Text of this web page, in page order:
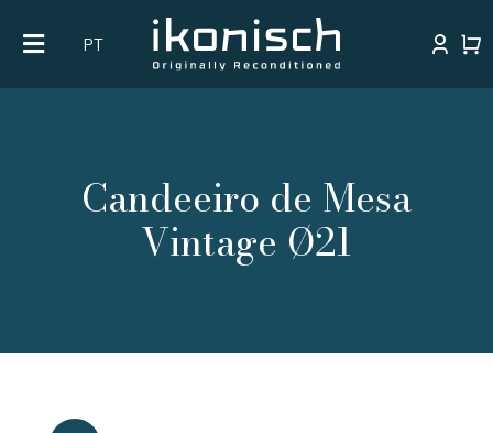
content
PT
Candeeiro de Mesa
Vintage Ø21